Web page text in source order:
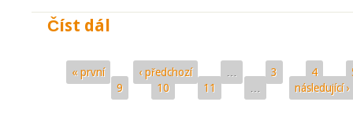
Číst dál
Stránky
« první ‹ předchozí 3 4
9
10 11 následující ›